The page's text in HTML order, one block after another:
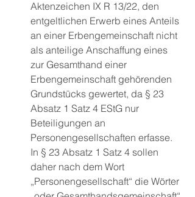
Aktenzeichen IX R 13/22, den
entgeltlichen Erwerb eines Anteils
an einer Erbengemeinschaft nicht
als anteilige Anschaffung eines
zur Gesamthand einer
Erbengemeinschaft gehörenden
Grundstücks gewertet, da § 23
Absatz 1 Satz 4 EStG nur
Beteiligungen an
Personengesellschaften erfasse.
In § 23 Absatz 1 Satz 4 sollen
daher nach dem Wort
„Personengesellschaft“ die Wörter